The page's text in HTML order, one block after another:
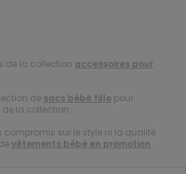
de la collection accessoires pour
de sacs bébé fille pour
la collection.
compromis sur le style ni la qualité :
vêtements bébé en promotion.